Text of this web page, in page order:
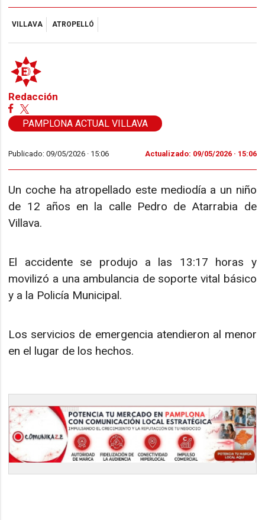
VILLAVA ATROPELLÓ
Redacción
PAMPLONA ACTUAL VILLAVA
Publicado: 09/05/2026 · 15:06 Actualizado: 09/05/2026 · 15:06
Un coche ha atropellado este mediodía a un niño
de 12 años en la calle Pedro de Atarrabia de
Villava.
El accidente se produjo a las 13:17 horas y
movilizó a una ambulancia de soporte vital básico
y a la Policía Municipal.
Los servicios de emergencia atendieron al menor
en el lugar de los hechos.